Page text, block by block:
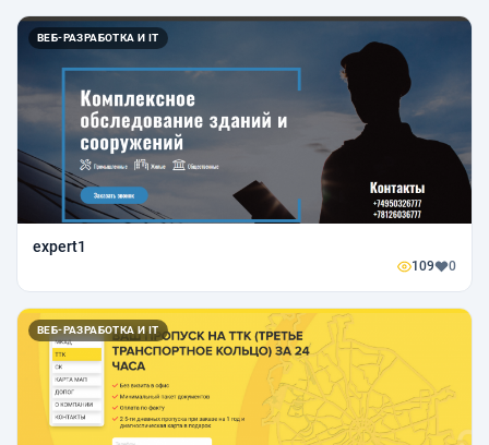
ВЕБ-РАЗРАБОТКА И IT
expert1
109 0
ВЕБ-РАЗРАБОТКА И IT